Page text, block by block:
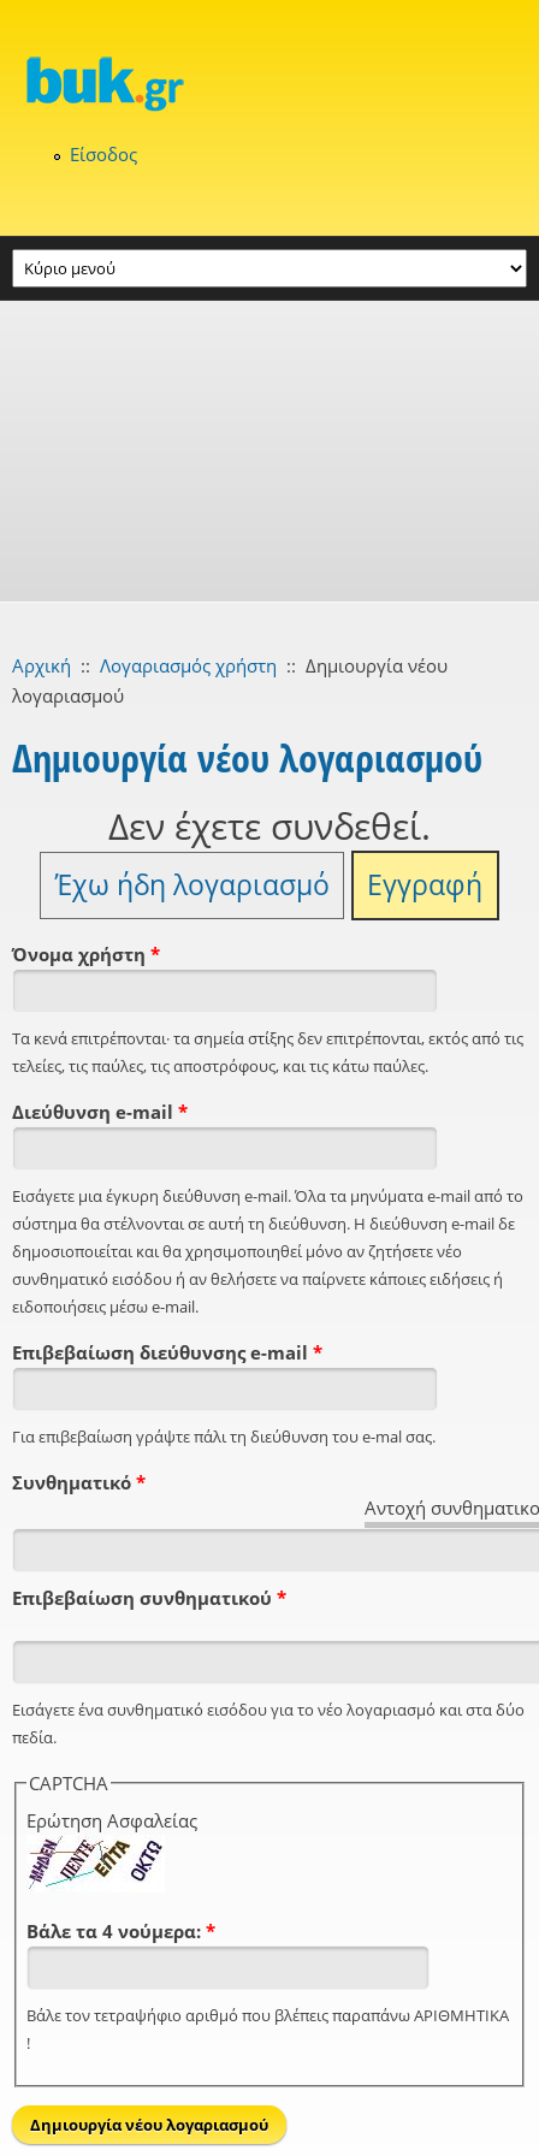
Είσοδος
Αρχική :: Λογαριασμός χρήστη :: Δημιουργία νέου
λογαριασμού
Δημιουργία νέου λογαριασμού
Δεν έχετε συνδεθεί.
Έχω ήδη λογαριασμό Εγγραφή
Όνομα χρήστη *
Τα κενά επιτρέπονται· τα σημεία στίξης δεν επιτρέπονται, εκτός από τις
τελείες, τις παύλες, τις αποστρόφους, και τις κάτω παύλες.
Διεύθυνση e-mail *
Εισάγετε μια έγκυρη διεύθυνση e-mail. Όλα τα μηνύματα e-mail από το
σύστημα θα στέλνονται σε αυτή τη διεύθυνση. Η διεύθυνση e-mail δε
δημοσιοποιείται και θα χρησιμοποιηθεί μόνο αν ζητήσετε νέο
συνθηματικό εισόδου ή αν θελήσετε να παίρνετε κάποιες ειδήσεις ή
ειδοποιήσεις μέσω e-mail.
Επιβεβαίωση διεύθυνσης e-mail *
Για επιβεβαίωση γράψτε πάλι τη διεύθυνση του e-mal σας.
Αντοχή
Συνθηματικό *
Επιβεβαίωση συνθηματικού *
Εισάγετε ένα συνθηματικό εισόδου για το νέο λογαριασμό και στα δύο
πεδία.
CAPTCHA
Ερώτηση Ασφαλείας
Βάλε τα 4 νούμερα: *
Βάλε τον τετραψήφιο αριθμό που βλέπεις παραπάνω ΑΡΙΘΜΗΤΙΚΑ
!